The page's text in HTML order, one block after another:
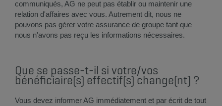
communiqués, AG ne peut pas établir ou maintenir une
relation d'affaires avec vous. Autrement dit, nous ne
pouvons pas gérer votre assurance de groupe tant que
nous n'avons pas reçu les informations nécessaires.
Que se passe-t-il si votre/vos
bénéficiaire(s) effectif(s) change(nt) ?
Vous devez informer AG immédiatement et par écrit de tout